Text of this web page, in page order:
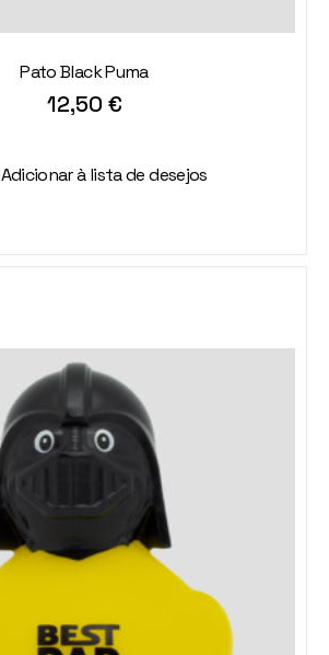
Pato Black Puma
12,50 €
Adicionar à lista de desejos